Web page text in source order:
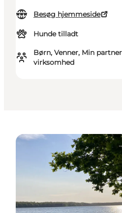
Besøg hjemmeside
Hunde tilladt
Børn, Venner, Min
virksomhed